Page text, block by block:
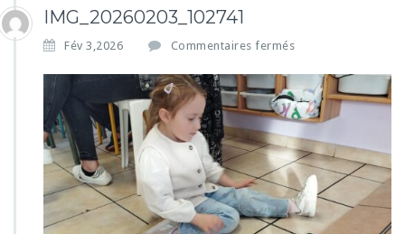
IMG_20260203_102741
Fév 3,2026 Commentaires fermés
I
M
G
_
2
0
2
6